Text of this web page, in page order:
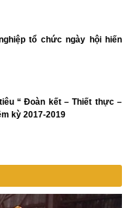
tổ chức ngày hội hiến
“ Đoàn kết – Thiết thực –
kỳ 2017-2019